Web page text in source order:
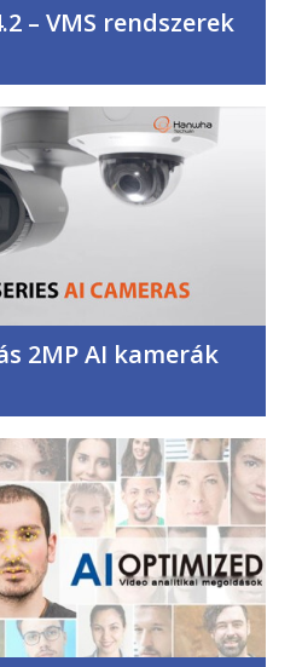
– VMS rendszerek
2MP AI kamerák